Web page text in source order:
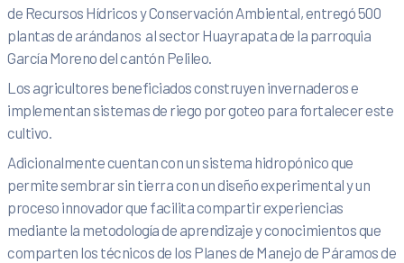
de Recursos Hídricos y Conservación Ambiental, entregó 500
plantas de arándanos al sector Huayrapata de la parroquia
García Moreno del cantón Pelileo.
Los agricultores beneficiados construyen invernaderos e
implementan sistemas de riego por goteo para fortalecer este
cultivo.
Adicionalmente cuentan con un sistema hidropónico que
permite sembrar sin tierra con un diseño experimental y un
proceso innovador que facilita compartir experiencias
mediante la metodología de aprendizaje y conocimientos que
comparten los técnicos de los Planes de Manejo de Páramos de